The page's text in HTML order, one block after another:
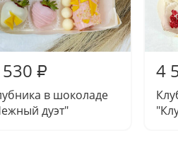
₽
в шоколаде
дуэт"
4